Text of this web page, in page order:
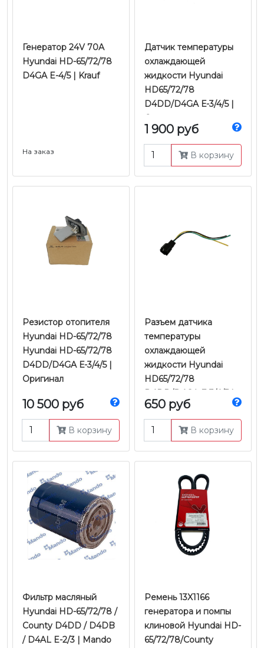
Генератор 24V 70A
Hyundai HD-65/72/78
D4GA E-4/5 | Krauf
На заказ
Датчик температуры
охлаждающей
жидкости Hyundai
HD65/72/78
D4DD/D4GA Е-3/4/5 |
Оригинал
1 900 руб
В корзину
Резистор отопителя
Hyundai HD-65/72/78
Hyundai HD-65/72/78
D4DD/D4GA Е-3/4/5 |
Оригинал
10 500 руб
В корзину
Разъем датчика
температуры
охлаждающей
жидкости Hyundai
HD65/72/78
D4DD/D4GA Е-3/4/5 |
Tyb
650 руб
В корзину
Фильтр масляный
Hyundai HD-65/72/78 /
County D4DD / D4DB
/ D4AL E-2/3 | Mando
Ремень 13X1166
генератора и помпы
клиновой Hyundai HD-
65/72/78/County